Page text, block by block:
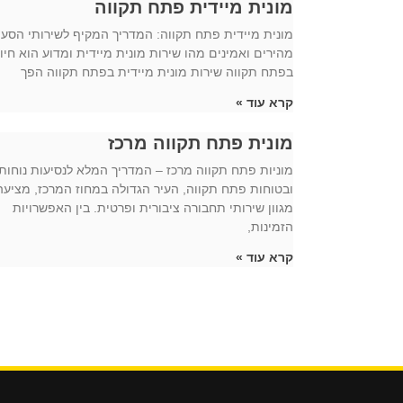
מונית מיידית פתח תקווה
מונית מיידית פתח תקווה: המדריך המקיף לשירותי
מהירים ואמינים מהו שירות מונית מיידית ומדוע הוא
בפתח תקווה שירות מונית מיידית בפתח תקווה הפך
קרא עוד »
מונית פתח תקווה מרכז
מוניות פתח תקווה מרכז – המדריך המלא לנסיעות
ובטוחות פתח תקווה, העיר הגדולה במחוז המרכז,
מגוון שירותי תחבורה ציבורית ופרטית. בין האפשרויות
הזמינות,
קרא עוד »